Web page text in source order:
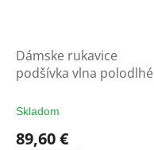
Dámske rukavice
podšívka vlna polodlhé
Skladom
89,60 €